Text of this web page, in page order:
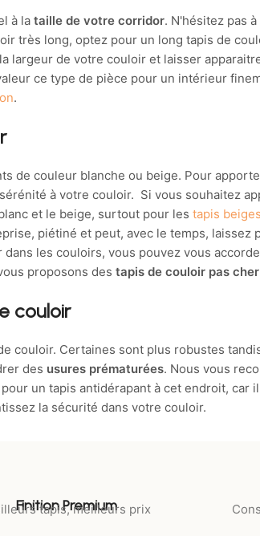
à la taille de votre corridor. N'hésitez pas
très long, optez pour un long tapis de
largeur de votre couloir et laisser
ce type de pièce pour un intérieur
.
de couleur blanche ou beige. Pour
à votre couloir. Si vous souhaitez
et le beige, surtout pour les tapis beiges
piétiné et peut, avec le temps, laissez
les couloirs, vous pouvez vous
proposons des tapis de couloir pas cher
couloir
couloir. Certaines sont plus robustes
des usures prématurées. Nous vous
un tapis antidérapant à cet endroit,
la sécurité dans votre couloir.
Finition Premium
tapis, meilleurs prix